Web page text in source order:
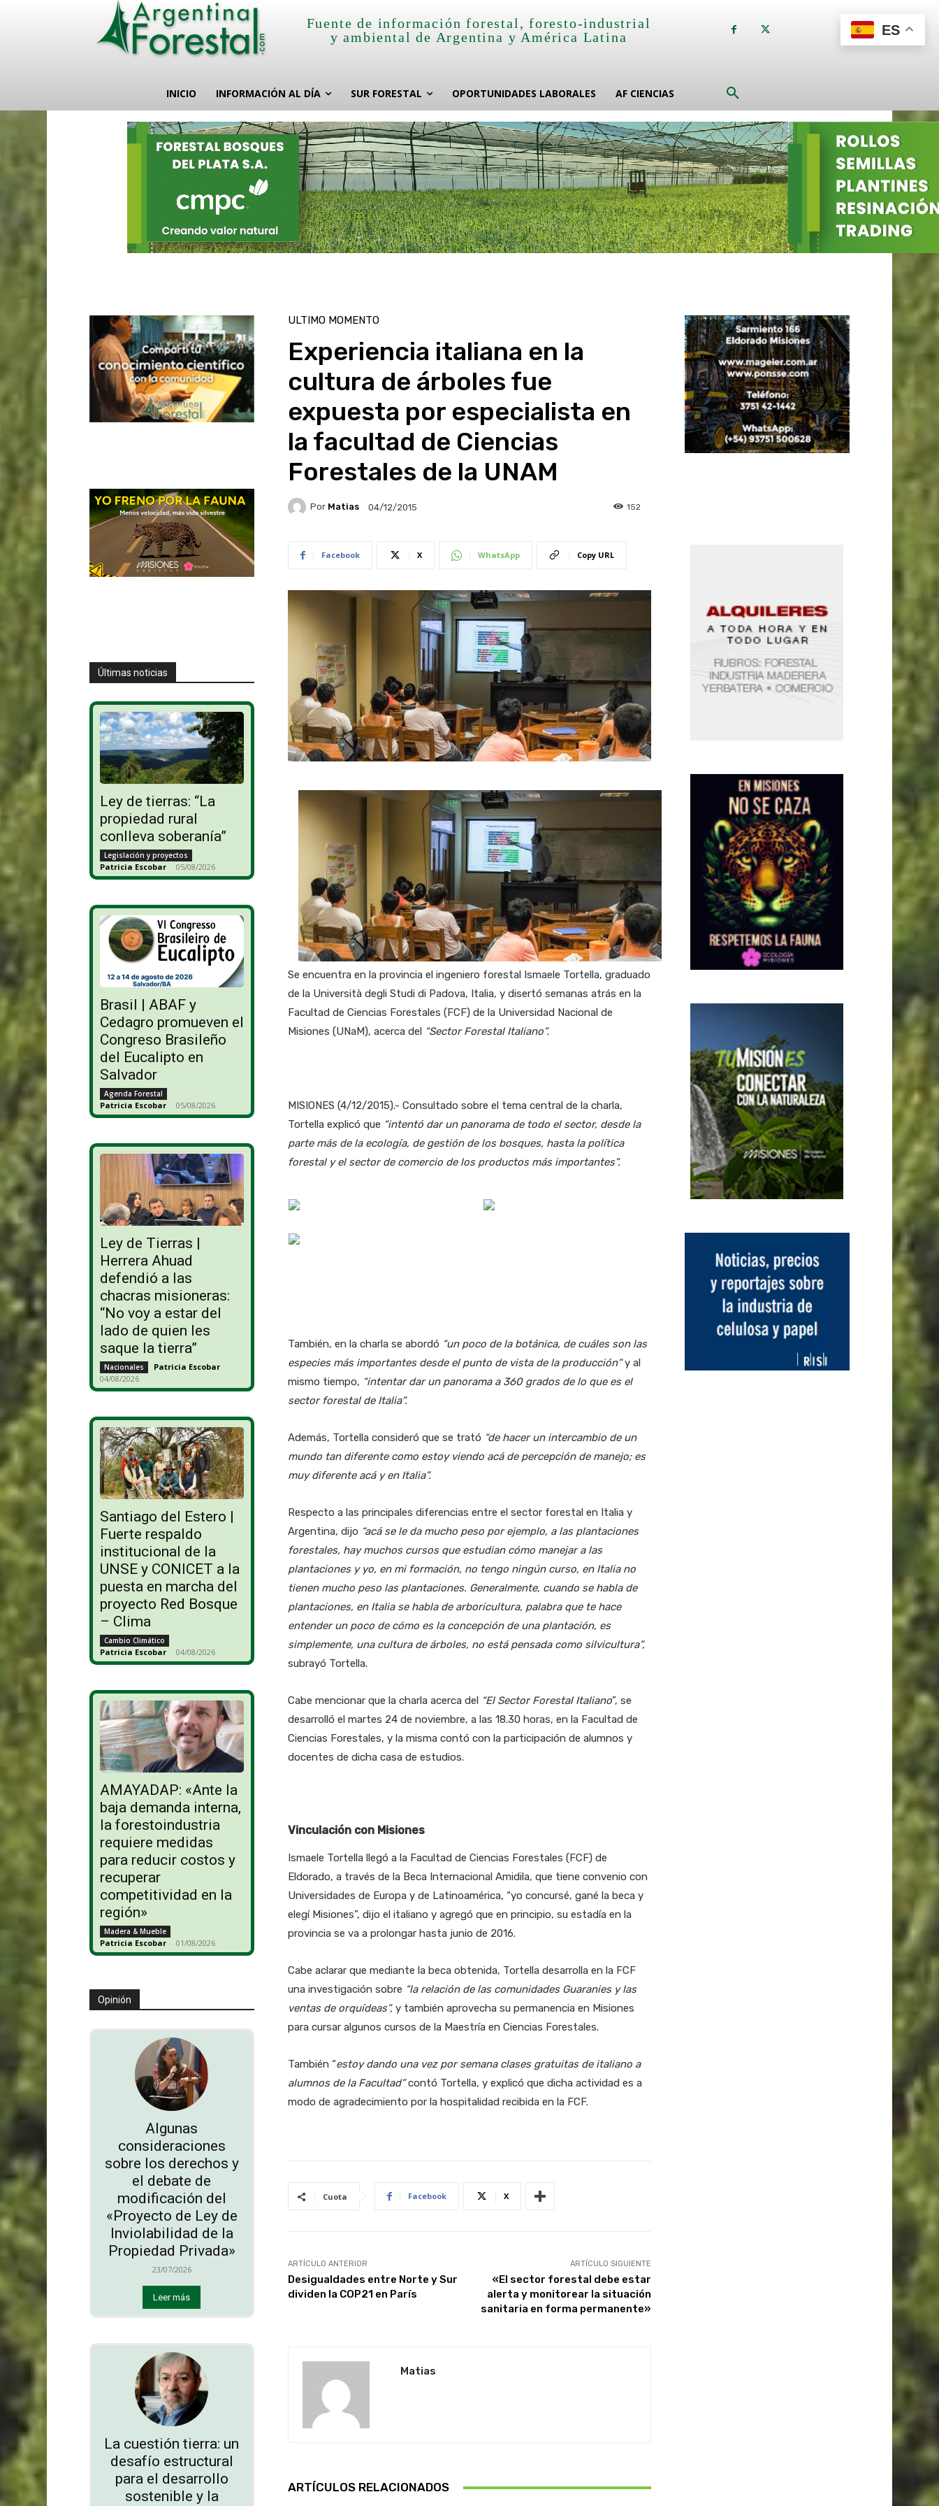
Fuente de información forestal, foresto-industrial
y ambiental de Argentina y América Latina
INICIO INFORMACIÓN AL DÍA SUR FORESTAL OPORTUNIDADES LABORALES AF CIENCIAS
Últimas noticias
Ley de tierras: “La
propiedad rural
conlleva soberanía”
Legislación y proyectos
Patricia Escobar - 05/08/2026
Brasil | ABAF y
Cedagro promueven el
Congreso Brasileño
del Eucalipto en
Salvador
Agenda Forestal
Patricia Escobar - 05/08/2026
Ley de Tierras |
Herrera Ahuad
defendió a las
chacras misioneras:
“No voy a estar del
lado de quien les
saque la tierra”
Nacionales Patricia Escobar -
04/08/2026
Santiago del Estero |
Fuerte respaldo
institucional de la
UNSE y CONICET a la
puesta en marcha del
proyecto Red Bosque
– Clima
Cambio Climático
Patricia Escobar - 04/08/2026
AMAYADAP: «Ante la
baja demanda interna,
la forestoindustria
requiere medidas
para reducir costos y
recuperar
competitividad en la
región»
Madera & Mueble
Patricia Escobar - 01/08/2026
Opinión
Algunas
consideraciones
sobre los derechos y
el debate de
modificación del
«Proyecto de Ley de
Inviolabilidad de la
Propiedad Privada»
23/07/2026
Leer más
La cuestión tierra: un
desafío estructural
para el desarrollo
sostenible y la
ULTIMO MOMENTO
Experiencia italiana en la
cultura de árboles fue
expuesta por especialista en
la facultad de Ciencias
Forestales de la UNAM
Por Matias 04/12/2015 152
Facebook X WhatsApp Copy URL
Se encuentra en la provincia el ingeniero forestal Ismaele Tortella, graduado
de la Università degli Studi di Padova, Italia, y disertó semanas atrás en la
Facultad de Ciencias Forestales (FCF) de la Universidad Nacional de
Misiones (UNaM), acerca del “Sector Forestal Italiano”.
MISIONES (4/12/2015).- Consultado sobre el tema central de la charla,
Tortella explicó que “intentó dar un panorama de todo el sector, desde la
parte más de la ecología, de gestión de los bosques, hasta la política
forestal y el sector de comercio de los productos más importantes”.
También, en la charla se abordó “un poco de la botánica, de cuáles son las
especies más importantes desde el punto de vista de la producción”y al
mismo tiempo, “intentar dar un panorama a 360 grados de lo que es el
sector forestal de Italia”.
Además, Tortella consideró que se trató “de hacer un intercambio de un
mundo tan diferente como estoy viendo acá de percepción de manejo; es
muy diferente acá y en Italia”.
Respecto a las principales diferencias entre el sector forestal en Italia y
Argentina, dijo “acá se le da mucho peso por ejemplo, a las plantaciones
forestales, hay muchos cursos que estudian cómo manejar a las
plantaciones y yo, en mi formación, no tengo ningún curso, en Italia no
tienen mucho peso las plantaciones. Generalmente, cuando se habla de
plantaciones, en Italia se habla de arboricultura, palabra que te hace
entender un poco de cómo es la concepción de una plantación, es
simplemente, una cultura de árboles, no está pensada como silvicultura”,
subrayó Tortella.
Cabe mencionar que la charla acerca del “El Sector Forestal Italiano”, se
desarrolló el martes 24 de noviembre, a las 18.30 horas, en la Facultad de
Ciencias Forestales, y la misma contó con la participación de alumnos y
docentes de dicha casa de estudios.
Vinculación con Misiones
Ismaele Tortella llegó a la Facultad de Ciencias Forestales (FCF) de
Eldorado, a través de la Beca Internacional Amidila, que tiene convenio con
Universidades de Europa y de Latinoamérica, “yo concursé, gané la beca y
elegí Misiones”, dijo el italiano y agregó que en principio, su estadía en la
provincia se va a prolongar hasta junio de 2016.
Cabe aclarar que mediante la beca obtenida, Tortella desarrolla en la FCF
una investigación sobre “la relación de las comunidades Guaranies y las
ventas de orquídeas”,y también aprovecha su permanencia en Misiones
para cursar algunos cursos de la Maestría en Ciencias Forestales.
También “estoy dando una vez por semana clases gratuitas de italiano a
alumnos de la Facultad”contó Tortella, y explicó que dicha actividad es a
modo de agradecimiento por la hospitalidad recibida en la FCF.
Cuota Facebook X
ARTÍCULO ANTERIOR
Desigualdades entre Norte y Sur
dividen la COP21 en París
ARTÍCULO SIGUIENTE
«El sector forestal debe estar
alerta y monitorear la situación
sanitaria en forma permanente»
Matias
ARTÍCULOS RELACIONADOS
ES